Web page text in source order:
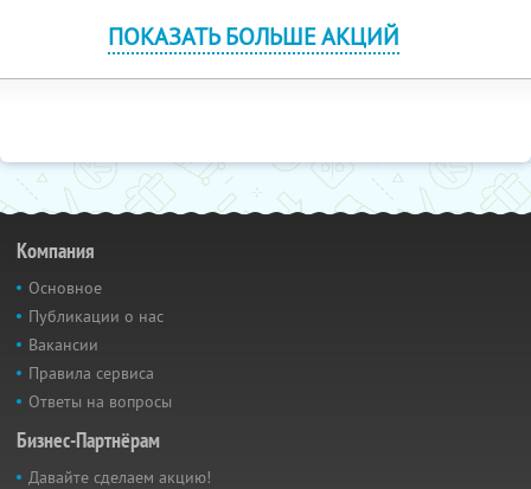
ПОКАЗАТЬ БОЛЬШЕ АКЦИЙ
Компания
Основное
Публикации о нас
Вакансии
Правила сервиса
Ответы на вопросы
Бизнес-Партнёрам
Давайте сделаем акцию!